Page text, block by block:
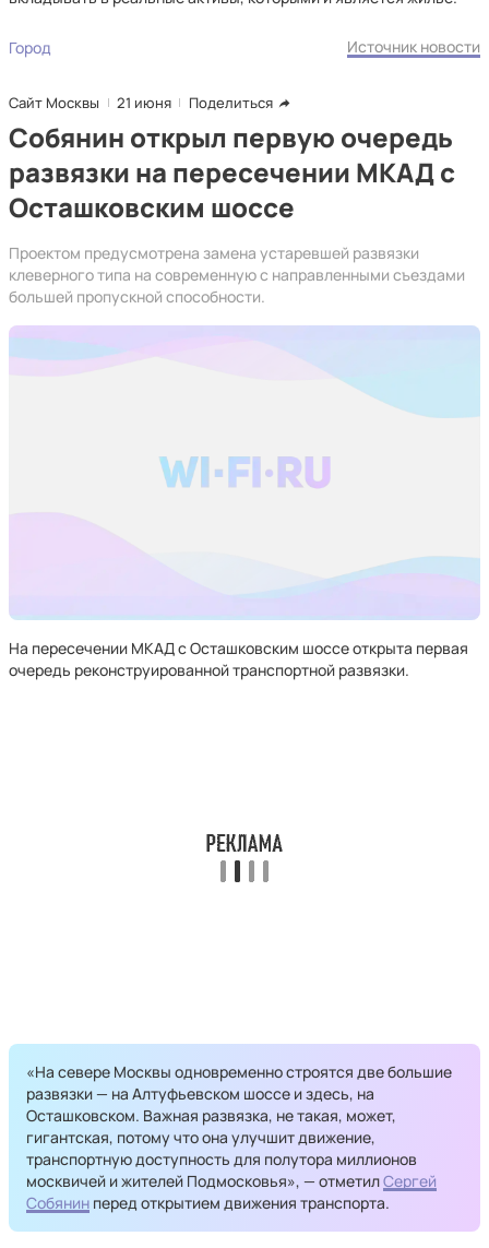
Город Источник новости
Сайт Москвы 21 июня Поделиться
Собянин открыл первую очередь
развязки на пересечении МКАД с
Осташковским шоссе
Проектом предусмотрена замена устаревшей развязки
клеверного типа на современную с направленными съездами
большей пропускной способности.
На пересечении МКАД с Осташковским шоссе открыта первая
очередь реконструированной транспортной развязки.
«На севере Москвы одновременно строятся две большие
развязки — на Алтуфьевском шоссе и здесь, на
Осташковском. Важная развязка, не такая, может,
гигантская, потому что она улучшит движение,
транспортную доступность для полутора миллионов
москвичей и жителей Подмосковья», — отметилСергей
Собянин перед открытием движения транспорта.